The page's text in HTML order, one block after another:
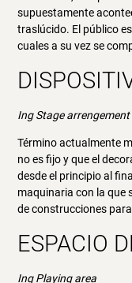
supuestamente
traslúcido. El público
cuales a su vez se
Ing Stage arrengement
Término actualmente
no es fijo y que el
desde el principio al
maquinaria con la que
de construcciones
ESPACIO
Ing Playing area